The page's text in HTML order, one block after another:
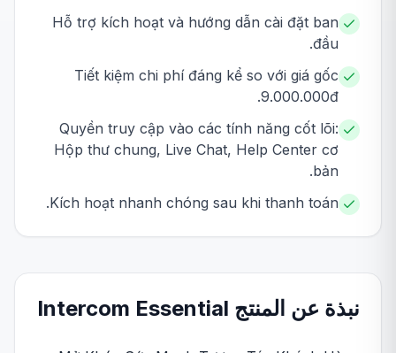
Hỗ trợ kích hoạt và hướng dẫn cài đặt ban
đầu.
Tiết kiệm chi phí đáng kể so với giá gốc
9.000.000đ.
Quyền truy cập vào các tính năng cốt lõi:
Hộp thư chung, Live Chat, Help Center cơ
bản.
Kích hoạt nhanh chóng sau khi thanh toán.
نبذة عن المنتج Intercom Essential